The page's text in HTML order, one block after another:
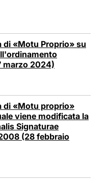
di «Motu Proprio» su
marzo 2024)
di «Motu proprio»
viene modificata la
Signaturae
(28 febbraio